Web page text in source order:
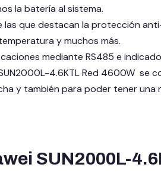
la batería al sistema.
que destacan la protección
y muchos más.
mediante RS485 e
4.6KTL Red 4600W se
y también para poder tener una
SUN2000L-